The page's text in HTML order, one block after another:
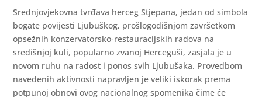
Srednjovjekovna tvrđava herceg Stjepana, jedan od simbola
bogate povijesti Ljubuškog, prošlogodišnjom završetkom
opsežnih konzervatorsko-restauracijskih radova na
središnjoj kuli, popularno zvanoj Herceguši, zasjala je u
novom ruhu na radost i ponos svih Ljubušaka. Provedbom
navedenih aktivnosti napravljen je veliki iskorak prema
potpunoj obnovi ovog nacionalnog spomenika čime će